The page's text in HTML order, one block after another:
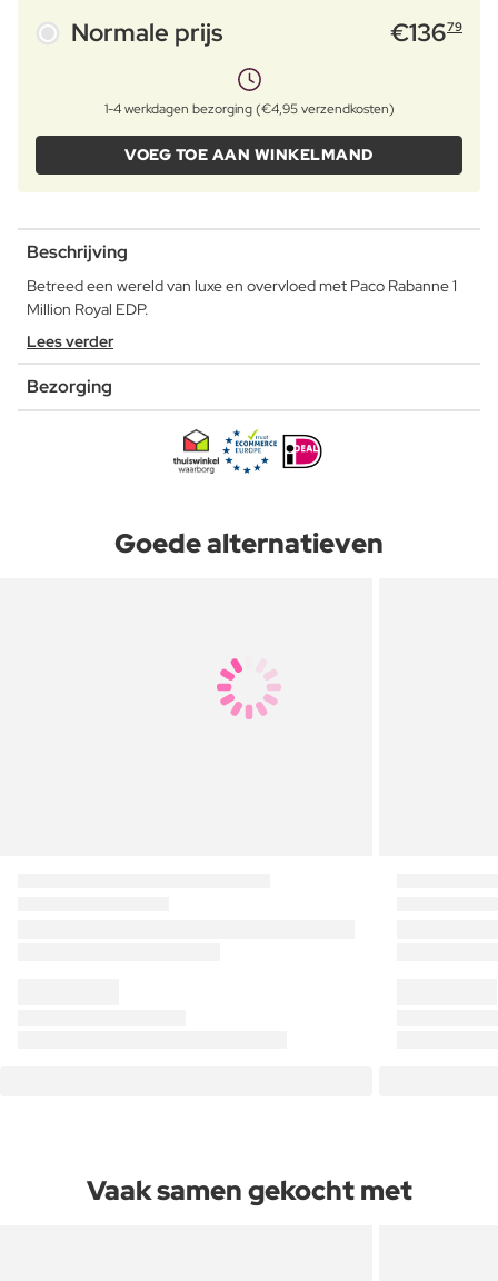
Normale prijs €13679
1-4 werkdagen bezorging (€4,95 verzendkosten)
VOEG TOE AAN WINKELMAND
Beschrijving
Betreed een wereld van luxe en overvloed met Paco Rabanne 1
Million Royal EDP.
Lees verder
Bezorging
Goede alternatieven
Vaak samen gekocht met